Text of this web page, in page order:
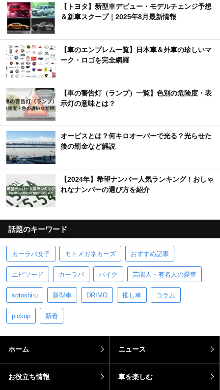
【トヨタ】新型車デビュー・モデルチェンジ予想
＆新車スクープ｜2025年8月最新情報
【車のエンブレム一覧】日本車＆外車の珍しいマ
ーク・ロゴを完全網羅
【車の警告灯（ランプ）一覧】色別の危険度・表
示灯の意味とは？
オービスとは？何キロオーバーで光る？光らせた
後の罰金など解説
【2024年】希望ナンバー人気ランキング！おしゃ
れなナンバーの選び方を紹介
話題のキーワード
カーラバ女子 モトメガネカーズ おすすめ記事
エピソード カーラバ バイク 芸能人・有名人の愛車
sotoshiru 新型車 DRIMO 推し車 コラム
pickup 新着
ホーム ニュース
お役立ち情報 車を楽しむ